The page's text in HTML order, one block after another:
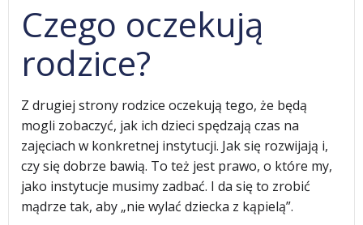
Czego oczekują
rodzice?
Z drugiej strony rodzice oczekują tego, że będą
mogli zobaczyć, jak ich dzieci spędzają czas na
zajęciach w konkretnej instytucji. Jak się rozwijają i,
czy się dobrze bawią. To też jest prawo, o które my,
jako instytucje musimy zadbać. I da się to zrobić
mądrze tak, aby „nie wylać dziecka z kąpielą”.